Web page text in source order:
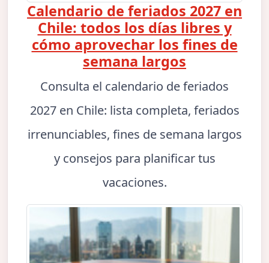
Calendario de feriados 2027 en
Chile: todos los días libres y
cómo aprovechar los fines de
semana largos
Consulta el calendario de feriados
2027 en Chile: lista completa, feriados
irrenunciables, fines de semana largos
y consejos para planificar tus
vacaciones.